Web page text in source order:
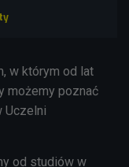
w którym od lat
możemy poznać
Uczelni
od studiów w